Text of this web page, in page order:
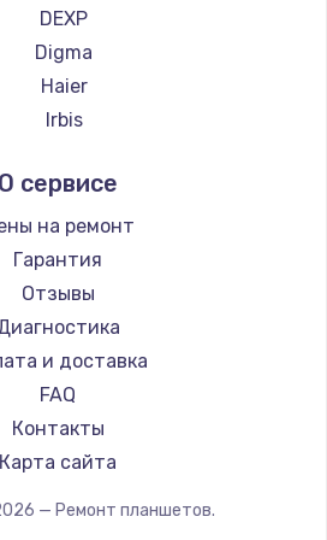
1200 руб.
Заказать
блока питания
Заказать
динамиков
4900 руб.
Заказать
криптомодуля
1100 руб.
Заказать
DEXP
Digma
Haier
Irbis
Microsoft
BlackView
Amazon
Aquarius
Philips
Dell
HP
Getac
ZTE
О сервисе
на ремонт
Гарантия
Отзывы
и доставка
FAQ
Контакты
Карта сайта
— Ремонт планшетов.